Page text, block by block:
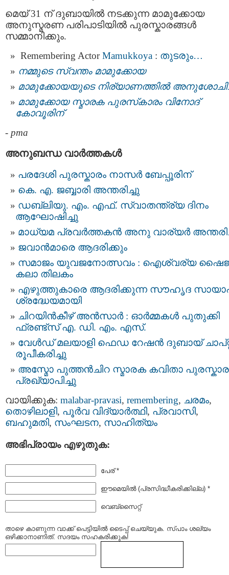
മെയ് 31 ന് ദുബായിൽ നടക്കുന്ന മാമുക്കോയ
അനുസ്മരണ പരിപാടിയിൽ പുരസ്കാരങ്ങൾ
സമ്മാനിക്കും.
Remembering ActorMamukkoya : തുടരും…
നമ്മുടെ സ്വന്തം മാമുക്കോയ
മാമുക്കോയയുടെ നിര്യാണത്തിൽ
മാമുക്കോയ സ്മാരക പുരസ്‌കാരം വിനോദ്
കോവൂരിന്
- pma
അനുബന്ധ വാര്‍ത്തകള്‍
പരദേശി പുരസ്കാരം നാസർ ബേപ്പൂരിന്
കെ. എ. ജബ്ബാരി അന്തരിച്ചു
ഡബ്ലിയു. എം. എഫ്. സ്വാതന്ത്ര്യ ദിനം
ആഘോഷിച്ചു
മാധ്യമ പ്രവര്‍ത്തകൻ അനു വാര്യർ
ജവാൻമാരെ ആദരിക്കും
സമാജം യുവജനോത്സവം : ഐശ്വര്യ
കലാ തിലകം
എഴുത്തുകാരെ ആദരിക്കുന്ന സൗഹൃദ
ശ്രദ്ധേയമായി
ചിറയിൻകീഴ് അൻസാര്‍ : ഓർമ്മകൾ പുതുക്കി
ഫ്രണ്ട്സ് എ. ഡി. എം. എസ്.
വേള്‍ഡ് മലയാളി ഫെഡ റേഷന്‍ ദുബായ്
രൂപീകരിച്ചു
അസ്മോ പുത്തൻചിറ സ്മാരക കവിതാ
പ്രഖ്യാപിച്ചു
വായിക്കുക: malabar-pravasi, remembering, ചരമം,
തൊഴിലാളി, പൂര്‍വ വിദ്യാര്‍ത്ഥി, പ്രവാസി,
ബഹുമതി, സംഘടന, സാഹിത്യം
അഭിപ്രായം എഴുതുക:
പേര് *
ഈമെയില്‍ (പ്രസിദ്ധീകരിക്കില്ല) *
വെബ്സൈറ്റ്
താഴെ കാണുന്ന വാക്ക് പെട്ടിയില്‍ ടൈപ്പ്‌ ചെയ്യുക. സ്പാം ശല്യം
ഒഴിക്കാനാണിത്. സദയം സഹകരിക്കുക!